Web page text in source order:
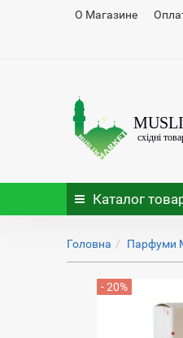
О Магазине
Каталог
Головна Парфуми
- 20%